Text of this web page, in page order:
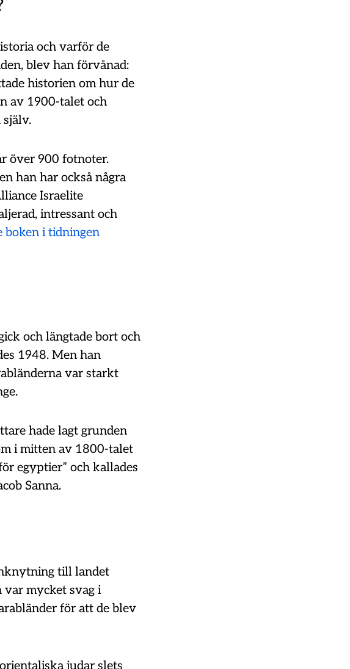
och varför de
blev han förvånad:
historien om hur de
av 1900-talet och
själv.
över 900 fotnoter.
han har också några
Israelite
intressant och
boken i tidningen
och längtade bort och
1948. Men han
var starkt
hade lagt grunden
i mitten av 1800-talet
egyptier” och kallades
Sanna.
till landet
var mycket svag i
för att de blev
judar slets